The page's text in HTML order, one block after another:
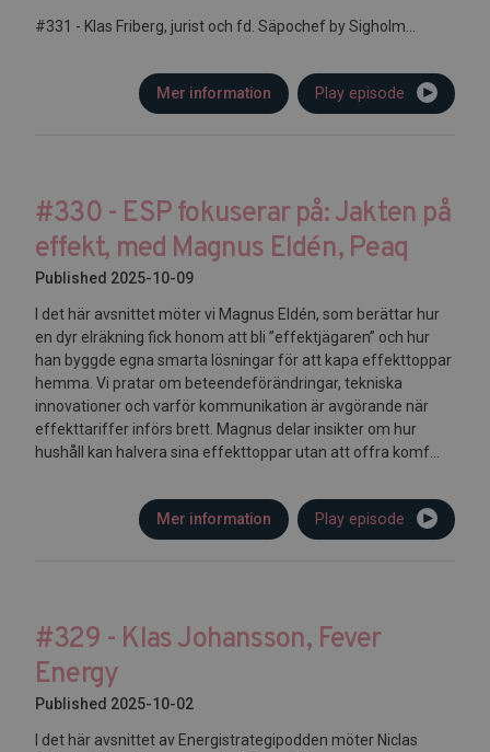
#331 - Klas Friberg, jurist och fd. Säpochef by Sigholm...
Play episode
Mer information
#330 - ESP fokuserar på: Jakten på
effekt, med Magnus Eldén, Peaq
Published 2025-10-09
I det här avsnittet möter vi Magnus Eldén, som berättar hur
en dyr elräkning fick honom att bli ”effektjägaren” och hur
han byggde egna smarta lösningar för att kapa effekttoppar
hemma. Vi pratar om beteendeförändringar, tekniska
innovationer och varför kommunikation är avgörande när
effekttariffer införs brett. Magnus delar insikter om hur
hushåll kan halvera sina effekttoppar utan att offra komf...
Play episode
Mer information
#329 - Klas Johansson, Fever
Energy
Published 2025-10-02
I det här avsnittet av Energistrategipodden möter Niclas